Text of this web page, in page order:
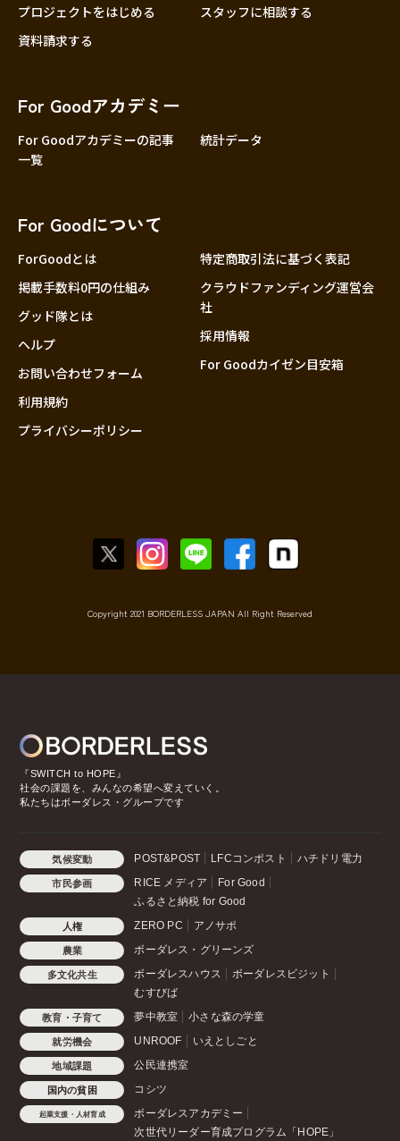
プロジェクトをはじめる
スタッフに相談する
資料請求する
For Goodアカデミー
For Goodアカデミーの記事
一覧
統計データ
For Goodについて
ForGoodとは
掲載手数料0円の仕組み
グッド隊とは
ヘルプ
お問い合わせフォーム
利用規約
プライバシーポリシー
特定商取引法に基づく表記
クラウドファンディング運営会
社
採用情報
For Goodカイゼン目安箱
Copyright 2021 BORDERLESS JAPAN All Right Reserved
『SWITCH to HOPE』
社会の課題を、みんなの希望へ変えていく。
私たちはボーダレス・グループです
気候変動 POST&POST LFCコンポスト ハチドリ電力
市民参画 RICE メディア
For Good
ふるさと納税 for Good
人権 ZERO PC アノサポ
農業 ボーダレス・グリーンズ
多文化共生 ボーダレスハウス
ボーダレスビジット
むすびば
教育・子育て 夢中教室 小さな森の学童
就労機会 UNROOF いえとしごと
地域課題 公民連携室
国内の貧困 コシツ
起業支援・人材育成
ボーダレスアカデミー
次世代リーダー育成プログラム「HOPE」